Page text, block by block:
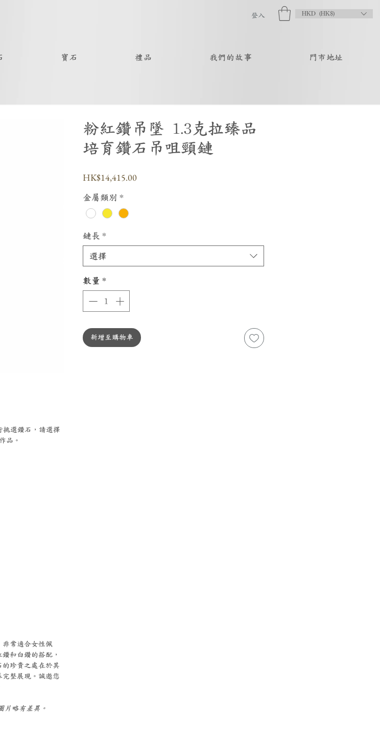
登入 HKD (HK$)
寶石 禮品 我們的故事 門市地址
挑選鑽石，請選擇
品。
非常適合女性佩
和白鑽的搭配，
珍貴之處在於其
整展現。誠邀您
片略有差異。
粉紅鑽吊墜 1.3克拉臻品
培育鑽石吊咀頸鏈
HK$14,415.00價
金屬類別 *
鏈長 *
選擇
數量 *
新增至購物車